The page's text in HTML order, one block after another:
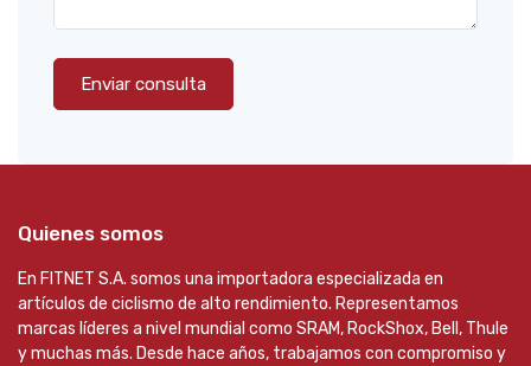
Enviar consulta
Quienes somos
En FITNET S.A. somos una importadora especializada en
artículos de ciclismo de alto rendimiento. Representamos
marcas líderes a nivel mundial como SRAM, RockShox, Bell, Thule
y muchas más. Desde hace años, trabajamos con compromiso y